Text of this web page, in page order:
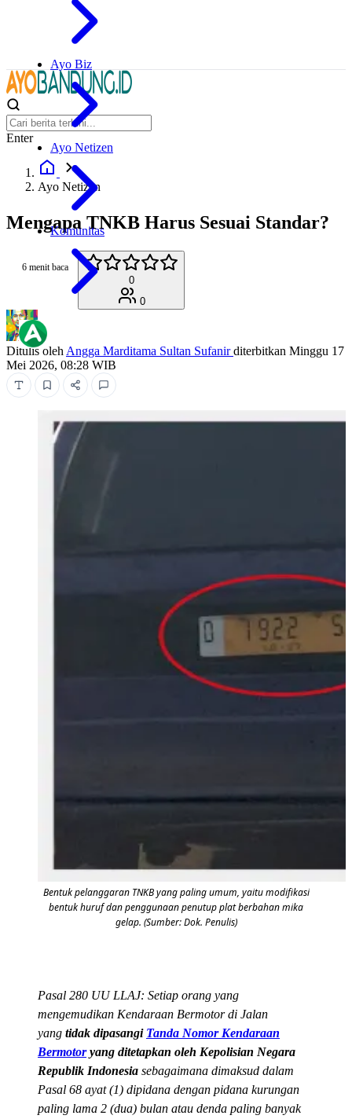
Ayo Biz
Ayo Netizen
Komunitas
Enter
Ayo Netizen
Mengapa TNKB Harus Sesuai Standar?
6 menit baca
0
0
Ditulis oleh Angga Marditama Sultan Sufanirditerbitkan Minggu 17
Mei 2026, 08:28 WIB
Bentuk pelanggaran TNKB yang paling umum, yaitu modifikasi
bentuk huruf dan penggunaan penutup plat berbahan mika
gelap. (Sumber: Dok. Penulis)
Pasal 280 UU LLAJ: Setiap orang yang
mengemudikan Kendaraan Bermotor di Jalan
yang tidak dipasangi Tanda Nomor Kendaraan
Bermotoryang ditetapkan oleh Kepolisian Negara
Republik Indonesia sebagaimana dimaksud dalam
Pasal 68 ayat (1) dipidana dengan pidana kurungan
paling lama 2 (dua) bulan atau denda paling banyak